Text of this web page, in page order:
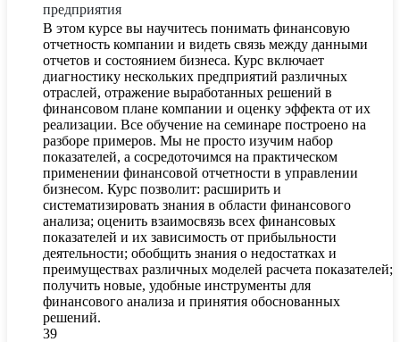
предприятия
В этом курсе вы научитесь понимать финансовую
отчетность компании и видеть связь между данными
отчетов и состоянием бизнеса. Курс включает
диагностику нескольких предприятий различных
отраслей, отражение выработанных решений в
финансовом плане компании и оценку эффекта от их
реализации. Все обучение на семинаре построено на
разборе примеров. Мы не просто изучим набор
показателей, а сосредоточимся на практическом
применении финансовой отчетности в управлении
бизнесом. Курс позволит: расширить и
систематизировать знания в области финансового
анализа; оценить взаимосвязь всех финансовых
показателей и их зависимость от прибыльности
деятельности; обобщить знания о недостатках и
преимуществах различных моделей расчета показателей;
получить новые, удобные инструменты для
финансового анализа и принятия обоснованных
решений.
39